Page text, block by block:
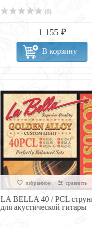
(0)
1 155 ₽
В корзину
избранное сравнить
LA BELLA 40 / PCL
для акустической гитары